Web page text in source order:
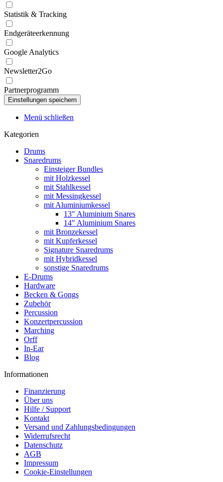
Statistik & Tracking
Endgeräteerkennung
Google Analytics
Newsletter2Go
Partnerprogramm
Menü schließen
Kategorien
Drums
Snaredrums
Einsteiger Bundles
mit Holzkessel
mit Stahlkessel
mit Messingkessel
mit Aluminiumkessel
13" Aluminium Snares
14" Aluminium Snares
mit Bronzekessel
mit Kupferkessel
Signature Snaredrums
mit Hybridkessel
sonstige Snaredrums
E-Drums
Hardware
Becken & Gongs
Zubehör
Percussion
Konzertpercussion
Marching
Orff
In-Ear
Blog
Informationen
Finanzierung
Über uns
Hilfe / Support
Kontakt
Versand und Zahlungsbedingungen
Widerrufsrecht
Datenschutz
AGB
Impressum
Cookie-Einstellungen